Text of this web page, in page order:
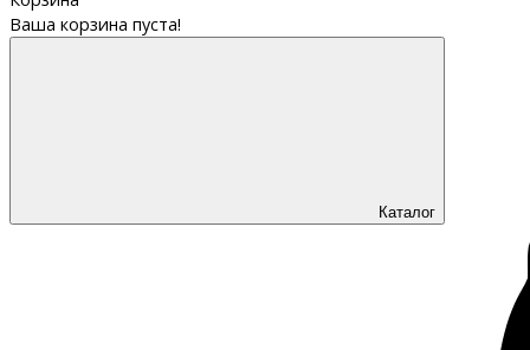
Ваша корзина пуста!
Каталог